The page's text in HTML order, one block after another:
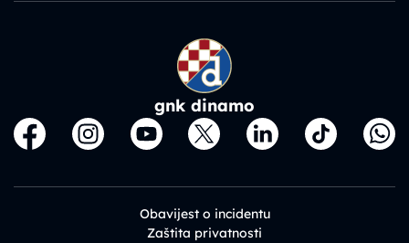
gnk dinamo
Obavijest o incidentu
Zaštita privatnosti